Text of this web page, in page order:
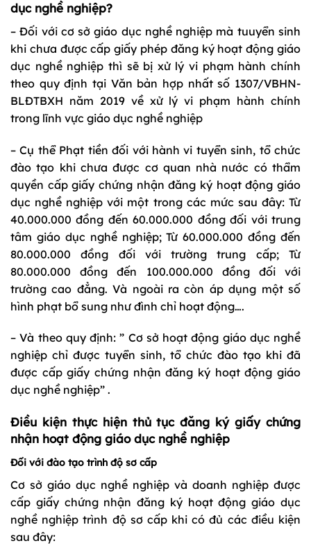
dục nghề nghiệp?
– Đối với cơ sở giáo dục nghề nghiệp mà tuuyển sinh
khi chưa được cấp giấy phép đăng ký hoạt động giáo
dục nghề nghiệp thì sẽ bị xử lý vi phạm hành chính
theo quy định tại Văn bản hợp nhất số 1307/VBHN-
BLĐTBXH năm 2019 về xử lý vi phạm hành chính
trong lĩnh vực giáo dục nghề nghiệp
– Cụ thể Phạt tiền đối với hành vi tuyển sinh, tổ chức
đào tạo khi chưa được cơ quan nhà nước có thẩm
quyền cấp giấy chứng nhận đăng ký hoạt động giáo
dục nghề nghiệp với một trong các mức sau đây: Từ
40.000.000 đồng đến 60.000.000 đồng đối với trung
tâm giáo dục nghề nghiệp; Từ 60.000.000 đồng đến
80.000.000 đồng đối với trường trung cấp; Từ
80.000.000 đồng đến 100.000.000 đồng đối với
trường cao đẳng. Và ngoài ra còn áp dụng một số
hình phạt bổ sung như đình chỉ hoạt động….
– Và theo quy định: ” Cơ sở hoạt động giáo dục nghề
nghiệp chỉ được tuyển sinh, tổ chức đào tạo khi đã
được cấp giấy chứng nhận đăng ký hoạt động giáo
dục nghề nghiệp” .
Điều kiện thực hiện thủ tục đăng ký giấy chứng
nhận hoạt động giáo dục nghề nghiệp
Đối với đào tạo trình độ sơ cấp
Cơ sở giáo dục nghề nghiệp và doanh nghiệp được
cấp giấy chứng nhận đăng ký hoạt động giáo dục
nghề nghiệp trình độ sơ cấp khi có đủ các điều kiện
sau đây: